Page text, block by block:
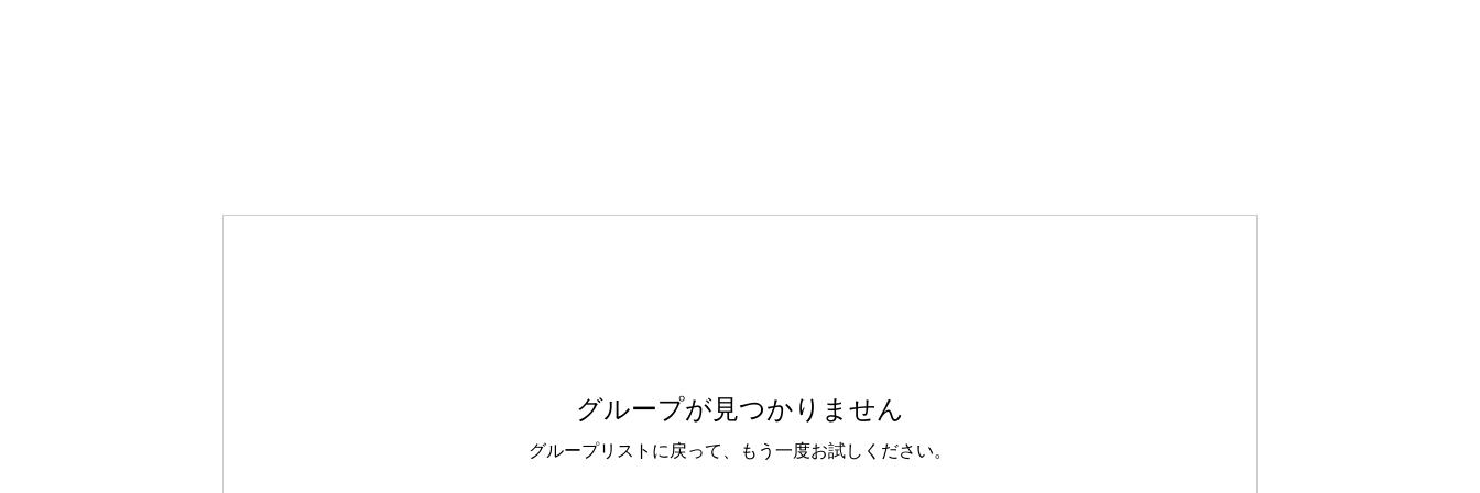
グループが見つかりません
グループリストに戻って、もう一度お試しください。